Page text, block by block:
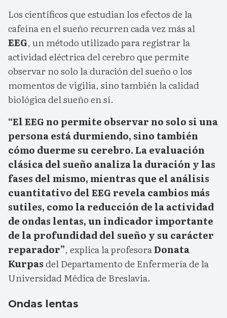
Los científicos que estudian los efectos de la
cafeína en el sueño recurren cada vez más al
EEG, un método utilizado para registrar la
actividad eléctrica del cerebro que permite
observar no solo la duración del sueño o los
momentos de vigilia, sino también la calidad
biológica del sueño en sí.
“El EEG no permite observar no solo si una
persona está durmiendo, sino también
cómo duerme su cerebro. La evaluación
clásica del sueño analiza la duración y las
fases del mismo, mientras que el análisis
cuantitativo del EEG revela cambios más
sutiles, como la reducción de la actividad
de ondas lentas, un indicador importante
de la profundidad del sueño y su carácter
reparador”, explica la profesoraDonata
Kurpasdel Departamento de Enfermería de la
Universidad Médica de Breslavia.
Ondas lentas